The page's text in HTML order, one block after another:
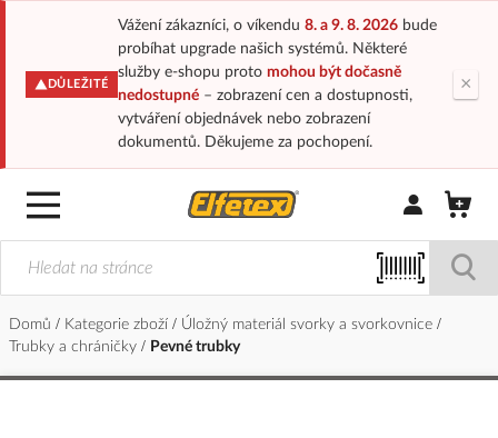
DŮLEŽITÉ
Vážení zákazníci, o víkendu 8. a 9. 8. 2026bude
probíhat upgrade našich systémů. Některé
služby e-shopu proto mohou být dočasně
nedostupné– zobrazení cen a dostupnosti,
vytváření objednávek nebo zobrazení
dokumentů. Děkujeme za pochopení.
×
Přihlásit/
Domů Kategorie zboží
Úložný materiál svorky a svorkovnice
Trubky a chráničky
Pevné trubky